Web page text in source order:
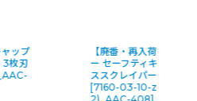
ップ
3枚刃
【廃番・再入荷なし】
ー セーフティキャップ
ススクレイパー 2枚刃
[7160-03-10-z(D7-